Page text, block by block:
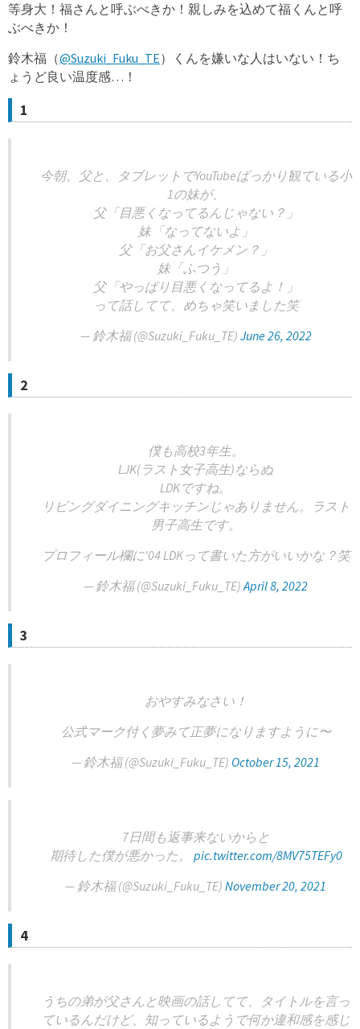
等身大！福さんと呼ぶべきか！親しみを込めて福くんと呼
ぶべきか！
鈴木福（@Suzuki_Fuku_TE）くんを嫌いな人はいない！ち
ょうど良い温度感…！
1
今朝、父と、タブレットでYouTubeばっかり観ている小
1の妹が、
父「目悪くなってるんじゃない？」
妹「なってないよ」
父「お父さんイケメン？」
妹「ふつう」
父「やっぱり目悪くなってるよ！」
って話してて、めちゃ笑いました笑
— 鈴木福 (@Suzuki_Fuku_TE) June 26, 2022
2
僕も高校3年生。
LJK(ラスト女子高生)ならぬ
LDKですね。
リビングダイニングキッチンじゃありません。ラスト
男子高生です。
プロフィール欄に'04 LDKって書いた方がいいかな？笑
— 鈴木福 (@Suzuki_Fuku_TE)April 8, 2022
3
おやすみなさい！
公式マーク付く夢みて正夢になりますように〜
— 鈴木福 (@Suzuki_Fuku_TE) October 15, 2021
7日間も返事来ないからと
期待した僕が悪かった。 pic.twitter.com/8MV75TEFy0
— 鈴木福 (@Suzuki_Fuku_TE) November 20, 2021
4
うちの弟が父さんと映画の話してて、タイトルを言っ
ているんだけど、知っているようで何か違和感を感じ